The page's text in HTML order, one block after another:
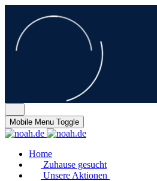
Mobile Menu Toggle
Home
Zuhause gesucht
Unsere Aktionen